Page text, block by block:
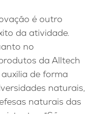
é outro
da atividade.
no
da Alltech
de forma
naturais,
naturais das